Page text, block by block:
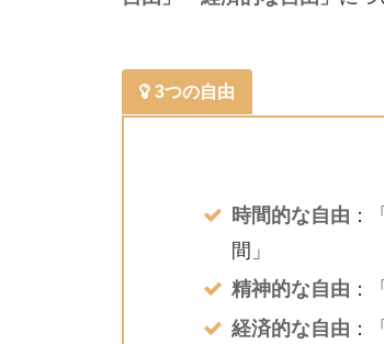
3つの自由
時間的な自由 ：
間」
精神的な自由 ：
経済的な自由 ：